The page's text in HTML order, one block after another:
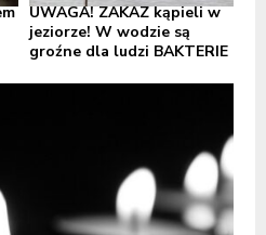
UWAGA! ZAKAZ kąpieli w
jeziorze! W wodzie są
groźne dla ludzi BAKTERIE